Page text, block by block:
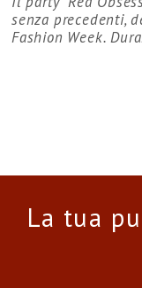
senza precedenti,
Fashion Week.
La tua